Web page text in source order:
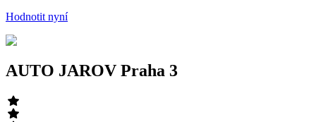
Hodnotit nyní
AUTO JAROV Praha 3